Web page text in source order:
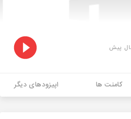
کامنت ها اپیزودهای دیگر